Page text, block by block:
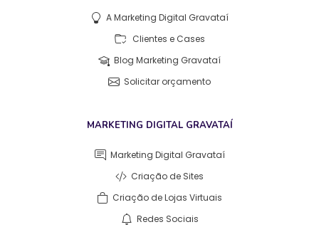
A Marketing Digital Gravataí
Clientes e Cases
Blog Marketing Gravataí
Solicitar orçamento
MARKETING DIGITAL GRAVATAÍ
Marketing Digital Gravataí
Criação de Sites
Criação de Lojas Virtuais
Redes Sociais